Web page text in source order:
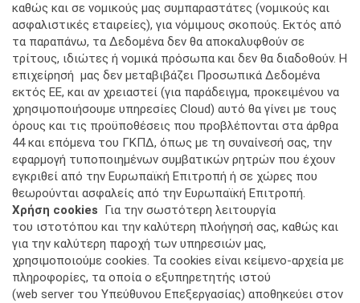
καθώς και σε νομικούς μας συμπαραστάτες (νομικούς και
ασφαλιστικές εταιρείες), για νόμιμους σκοπούς. Εκτός από
τα παραπάνω, τα Δεδομένα δεν θα αποκαλυφθούν σε
τρίτους, ιδιώτες ή νομικά πρόσωπα και δεν θα διαδοθούν. Η
επιχείρησή μας δεν μεταβιβάζει Προσωπικά Δεδομένα
εκτός ΕΕ, και αν χρειαστεί (για παράδειγμα, προκειμένου να
χρησιμοποιήσουμε υπηρεσίες Cloud) αυτό θα γίνει με τους
όρους και τις προϋποθέσεις που προβλέπονται στα άρθρα
44 και επόμενα του ΓΚΠΔ, όπως με τη συναίνεσή σας, την
εφαρμογή τυποποιημένων συμβατικών ρητρών που έχουν
εγκριθεί από την Ευρωπαϊκή Επιτροπή ή σε χώρες που
θεωρούνται ασφαλείς από την Ευρωπαϊκή Επιτροπή.
Χρήση cookies Για την σωστότερη λειτουργία
του ιστοτόπου και την καλύτερη πλοήγησή σας, καθώς και
για την καλύτερη παροχή των υπηρεσιών μας,
χρησιμοποιούμε cookies. Τα cookies είναι κείμενο-αρχεία με
πληροφορίες, τα οποία ο εξυπηρετητής ιστού
(web server του Υπεύθυνου Επεξεργασίας) αποθηκεύει στον